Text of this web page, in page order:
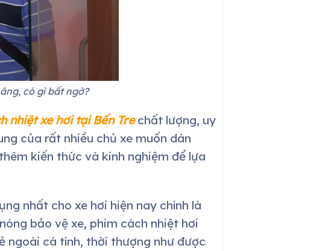
có gì bất ngờ?
nhiệt xe hơi tạiBến Trechất lượng, uy
của rất nhiều chủ xe muốn dán
kiến thức và kinh nghiệm để lựa
nhất cho xe hơi hiện nay chính là
bảo vệ xe, phim cách nhiệt hơi
ngoài cá tính, thời thượng như được